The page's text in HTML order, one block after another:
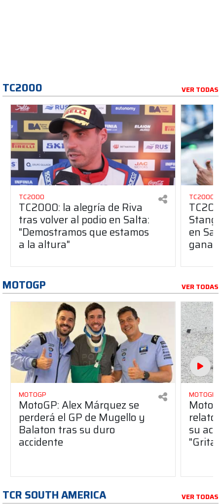
TC2000 VER TODAS
TC2000
TC2000: la alegría de Riva
tras volver al podio en Salta:
"Demostramos que estamos
a la altura"
TC2000
Stang
en
ganar
MOTOGP VER TODAS
MOTOGP
MotoGP: Alex Márquez se
perderá el GP de Mugello y
Balaton tras su duro
accidente
MOTOGP
relato
su
TCR SOUTH AMERICA VER TODAS